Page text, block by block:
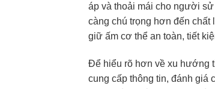
áp và thoải mái cho người
càng chú trọng hơn đến
giữ ấm cơ thể an toàn, tiết
Để hiểu rõ hơn về xu hướng
cung cấp thông tin, đánh giá